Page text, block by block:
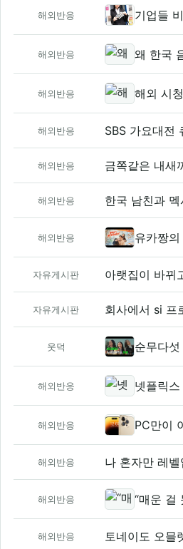
해외반응 기업들
해외반응
해외반응 해외 시
해외반응 SBS 가요대전
해외반응 금쪽같은 내새
해외반응 한국 남친과
해외반응 유카짱
자유게시판 아랫집이 바뀌
자유게시판 회사에서 si 프
웃덕 순무다
해외반응 넷플릭
해외반응 PC만이
해외반응 나 혼자만 레
해외반응 “매운 걸
해외반응 토네이도 오믈